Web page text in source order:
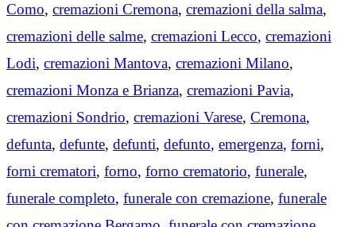
Como, cremazioni Cremona, cremazioni della salma,
cremazioni delle salme, cremazioni Lecco, cremazioni
Lodi, cremazioni Mantova, cremazioni Milano,
cremazioni Monza e Brianza, cremazioni Pavia,
cremazioni Sondrio, cremazioni Varese, Cremona,
defunta, defunte, defunti, defunto, emergenza, forni,
forni crematori, forno, forno crematorio, funerale,
funerale completo, funerale con cremazione, funerale